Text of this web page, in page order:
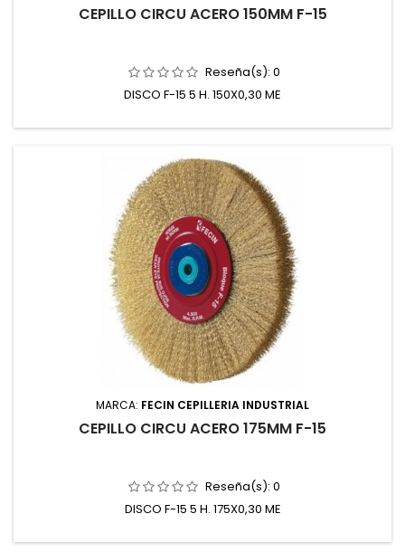
CEPILLO CIRCU ACERO 150MM F-15
Reseña(s): 0
DISCO F-15 5 H. 150X0,30 ME
MARCA: FECIN CEPILLERIA INDUSTRIAL
CEPILLO CIRCU ACERO 175MM F-15
Reseña(s): 0
DISCO F-15 5 H. 175X0,30 ME